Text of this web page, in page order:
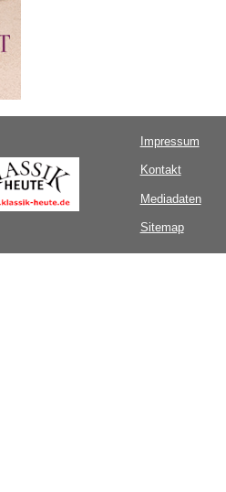
Impressum
Kontakt
Mediadaten
Sitemap